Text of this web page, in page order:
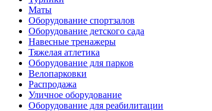
Маты
Оборудование спортзалов
Оборудование детского сада
Навесные тренажеры
Тяжелая атлетика
Оборудование для парков
Велопарковки
Распродажа
Уличное оборудование
Оборудование для реабилитации